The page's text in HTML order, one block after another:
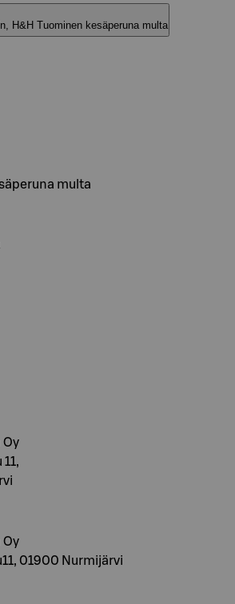
H&H Tuominen kesäperuna multa
multa
Oy
Oy
01900 Nurmijärvi